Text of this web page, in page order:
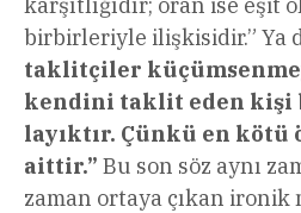
birbirleriyle ilişkisidir.” Ya
taklitçiler
kendini taklit eden kişi
layıktır. Çünkü en kötü
aittir.” Bu son söz aynı
zaman ortaya çıkan ironik